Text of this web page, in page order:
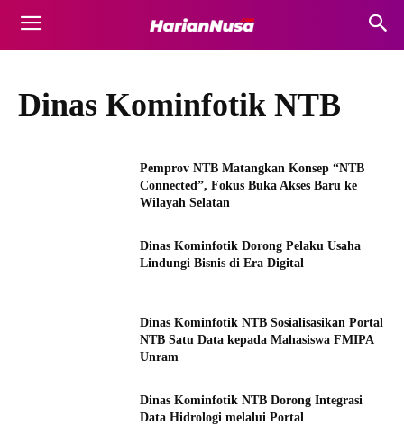
Dinas Kominfotik NTB
Pemprov NTB Matangkan Konsep “NTB
Connected”, Fokus Buka Akses Baru ke
Wilayah Selatan
Dinas Kominfotik Dorong Pelaku Usaha
Lindungi Bisnis di Era Digital
Dinas Kominfotik NTB Sosialisasikan Portal
NTB Satu Data kepada Mahasiswa FMIPA
Unram
Dinas Kominfotik NTB Dorong Integrasi
Data Hidrologi melalui Portal